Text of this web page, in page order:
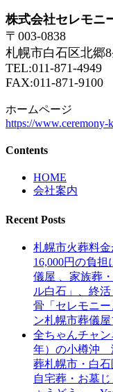
株式会社セレモニ
〒003-0838
札幌市白石区北郷
TEL:011-871-4949
FAX:011-871-9100
ホームページ
https://www.ceremony-
Contents
HOME
会社案内
Recent Posts
札幌市火葬料
16,000円の負
儀屋 、家族葬
ル白石」、終
骨「セレモニー
ン札幌市葬儀
全ちゃんチャ
年）の小樽沖
葬札幌市・白
自宅葬・お墓